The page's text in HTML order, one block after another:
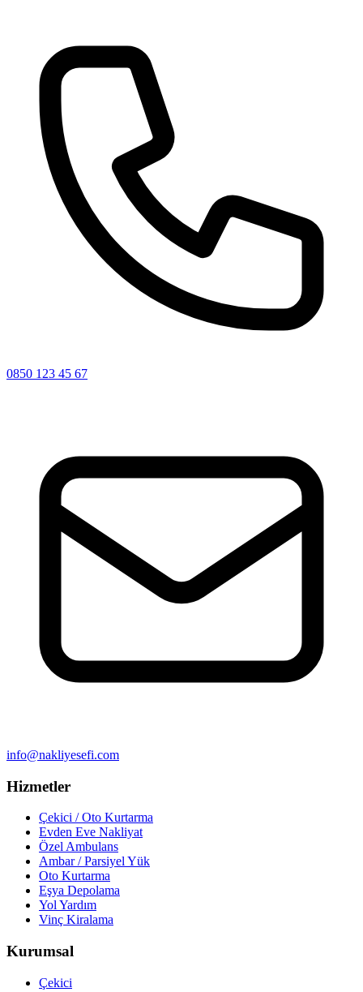
0850 123 45 67
info@nakliyesefi.com
Hizmetler
Çekici / Oto Kurtarma
Evden Eve Nakliyat
Özel Ambulans
Ambar / Parsiyel Yük
Oto Kurtarma
Eşya Depolama
Yol Yardım
Vinç Kiralama
Kurumsal
Çekici